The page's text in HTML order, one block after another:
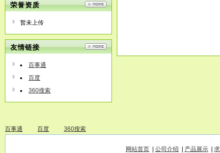
荣誉资质
暂未上传
友情链接
百事通
百度
360搜索
百事通 百度 360搜索
网站首页 公司介绍 产品展示